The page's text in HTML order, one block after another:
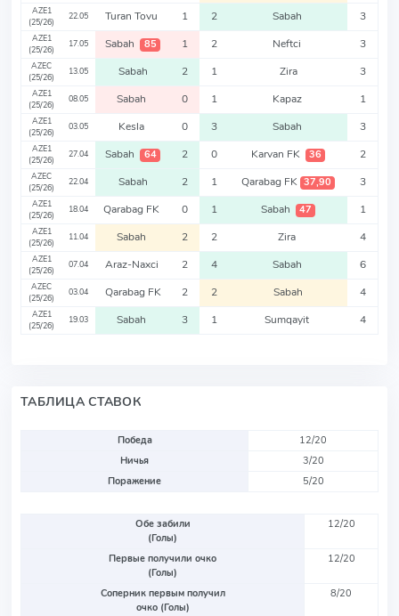
AZE1
(25/26)
22.05 Turan Tovu 1 2 Sabah 3
AZE1
(25/26)
17.05 Sabah 85 1 2 Neftci 3
AZEC
(25/26)
13.05 Sabah 2 1 Zira 3
AZE1
(25/26)
08.05 Sabah 0 1 Kapaz 1
AZE1
(25/26)
03.05 Kesla 0 3 Sabah 3
AZE1
(25/26)
27.04 Sabah 64 2 0 Karvan FK 36 2
AZEC
(25/26)
22.04 Sabah 2 1 Qarabag FK 37,90 3
AZE1
(25/26)
18.04 Qarabag FK 0 1 Sabah 47 1
AZE1
(25/26)
11.04 Sabah 2 2 Zira 4
AZE1
(25/26)
07.04 Araz-Naxci 2 4 Sabah 6
AZEC
(25/26)
03.04 Qarabag FK 2 2 Sabah 4
AZE1
(25/26)
19.03 Sabah 3 1 Sumqayit 4
ТАБЛИЦА СТАВОК
Победа
12/20
Ничья
3/20
Поражение
5/20
Обе забили
(Голы)
12/20
Первые получили очко
(Голы)
12/20
Соперник первым получил
очко (Голы)
8/20